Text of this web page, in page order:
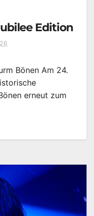
Edition
Bönen Am 24.
erneut zum